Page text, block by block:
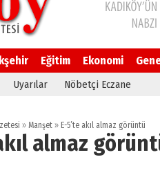
Eğitim Ekonomi
Uyarılar Nöbetçi Eczane
» Manşet »E-5’te akıl almaz görüntü
almaz